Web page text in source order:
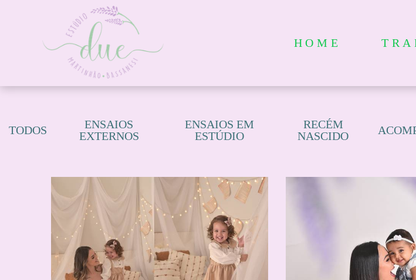
HOME
TODOS
ENSAIOS
EXTERNOS
ENSAIOS EM
ESTÚDIO
RECÉM
NASCIDO